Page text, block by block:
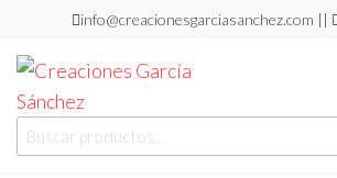
info@creacionesgarciasanchez.com ||
Creaciones
García
regalos
personalizados